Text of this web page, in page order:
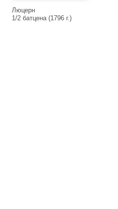
Люцерн
1/2 батцена (1796 г.)